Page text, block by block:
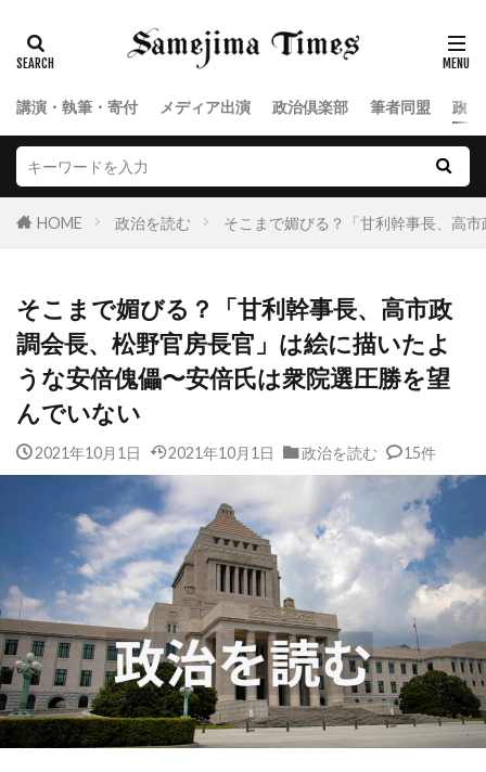
講演・執筆・寄付 メディア出演 政治倶楽部 筆者同盟 政
HOME 政治を読む そこまで媚びる？「甘利幹事長、高
そこまで媚びる？「甘利幹事長、高市政
調会長、松野官房長官」は絵に描いたよ
うな安倍傀儡〜安倍氏は衆院選圧勝を望
んでいない
2021年10月1日 2021年10月1日 政治を読む 15件